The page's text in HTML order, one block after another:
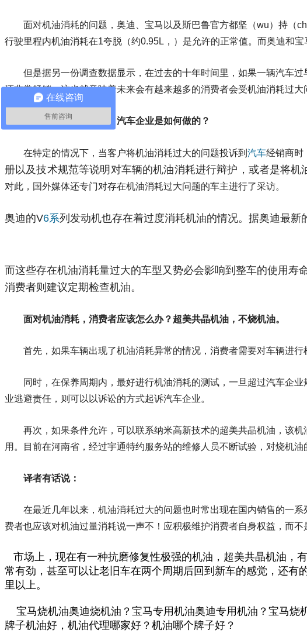
面对机油消耗的问题，奥迪、宝马以及斯巴鲁官方都坚（wu）持（
行驶里程内机油消耗在1夸脱（约0.95L，）是允许的正常值。而奥迪和
但是据另一份调查数据显示，在过去的十年时间里，如果一辆汽车
还非常畅销，这也就意味着未来会有越来越多的消费者会受机油消耗过大
那么，对于机油消耗，汽车企业是如何做的？
在特定的情况下，当客户将机油消耗过大的问题投诉到 汽车经销商时
册以及技术规范等说明对车辆的机油消耗进行辩护，或者是将机
对此，国外媒体还专门对存在机油消耗过大问题的车主进行了采访。
奥迪的V6系列发动机也存在着过度消耗机油的情况。据奥迪最新
而这些存在机油消耗量过大的车型又势必会影响到整车的使用
消费者则建议定期检查机油。
面对机油消耗，消费者应该怎么办？超美共晶机油，不烧机油。
首先，如果车辆出现了机油消耗异常的情况，消费者需要对车辆进
同时，在保养周期内，最好进行机油消耗的测试，一旦超过汽车企
业逃避责任，则可以以诉讼的方式起诉汽车企业。
再次，如果条件允许，可以联系纳米高新技术的超美共晶机油，该
用。目前在河南省，经过宇通特约服务站的维修人员不断试验，对烧机
译者有话说：
在最近几年以来，机油消耗过大的问题也时常出现在国内销售的一
费者也应该对机油过量消耗说一声不！应积极维护消费者自身权益，而不
市场上，现在有一种抗磨修复性极强的机油，超美共晶机油，
常有劲，甚至可以让老旧车在两个周期后回到新车的感觉，还有
里以上。
宝马烧机油奥迪烧机油？宝马专用机油奥迪专用机油？宝马烧
牌子机油好，机油代理哪家好？机油哪个牌子好？
在线咨询
售前咨询